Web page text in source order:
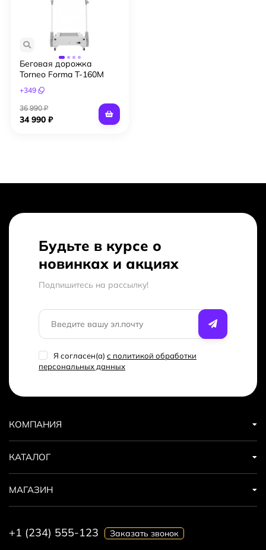
Беговая дорожка
Torneo Forma T-160M
+349
36 990 ₽
34 990 ₽
Будьте в курсе о
новинках и акциях
Подпишитесь на рассылкy!
Я согласен(a) с политикой обработки
персональных данных
КОМПАНИЯ
КАТАЛОГ
МАГАЗИН
+1 (234) 555-123 Заказать звонок